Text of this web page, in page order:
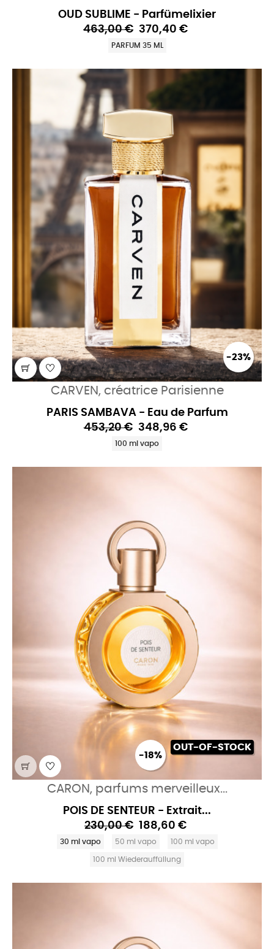
OUD SUBLIME - Parfümelixier
463,00 € 370,40 €
PARFUM 35 ML
-23%
CARVEN, créatrice Parisienne
PARIS SAMBAVA - Eau de Parfum
453,20 € 348,96 €
100 ml vapo
-18%
OUT-OF-STOCK
CARON, parfums merveilleux...
POIS DE SENTEUR - Extrait...
230,00 € 188,60 €
30 ml vapo 50 ml vapo 100 ml vapo
100 ml Wiederauffüllung